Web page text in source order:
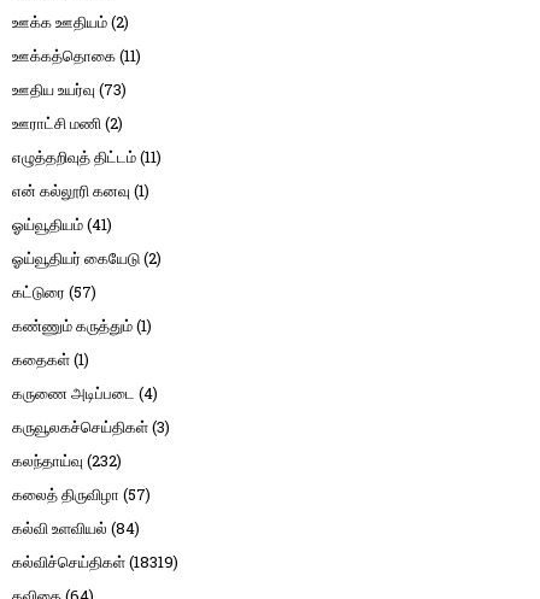
ஊக்க ஊதியம்(2)
ஊக்கத்தொகை(11)
ஊதிய உயர்வு (73)
ஊராட்சி மணி(2)
எழுத்தறிவுத் திட்டம்(11)
என் கல்லூரி கனவு (1)
ஓய்வூதியம்(41)
ஓய்வூதியர் கையேடு(2)
கட்டுரை (57)
கண்ணும் கருத்தும்(1)
கதைகள்(1)
கருணை அடிப்படை (4)
கருவூலகச்செய்திகள்(3)
கலந்தாய்வு (232)
கலைத் திருவிழா (57)
கல்வி உளவியல் (84)
கல்விச்செய்திகள்(18319)